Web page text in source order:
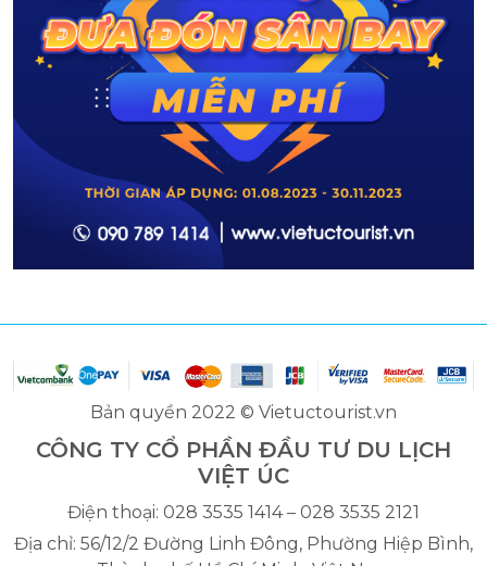
Bản quyền 2022 © Vietuctourist.vn
CÔNG TY CỔ PHẦN ĐẦU TƯ DU LỊCH
VIỆT ÚC
Điện thoại: 028 3535 1414 – 028 3535 2121
Địa chỉ: 56/12/2 Đường Linh Đông, Phường Hiệp Bình,